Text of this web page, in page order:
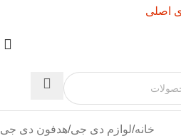
اصلی
خانه/لوازم دی جی/هدفون دی جی